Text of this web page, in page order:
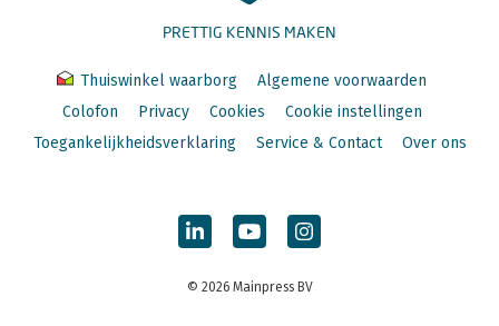
PRETTIG KENNIS MAKEN
Thuiswinkel waarborg
Algemene voorwaarden
Colofon
Privacy Cookies
Cookie instellingen
Toegankelijkheidsverklaring
Service & Contact Over ons
© 2026 Mainpress BV